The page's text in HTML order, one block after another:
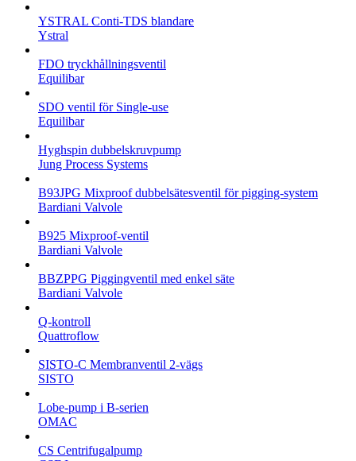
YSTRAL Conti-TDS blandare
Ystral
FDO tryckhållningsventil
Equilibar
SDO ventil för Single-use
Equilibar
Hyghspin dubbelskruvpump
Jung Process Systems
B93JPG Mixproof dubbelsätesventil för pigging-system
Bardiani Valvole
B925 Mixproof-ventil
Bardiani Valvole
BBZPPG Piggingventil med enkel säte
Bardiani Valvole
Q-kontroll
Quattroflow
SISTO-C Membranventil 2-vägs
SISTO
Lobe-pump i B-serien
OMAC
CS Centrifugalpump